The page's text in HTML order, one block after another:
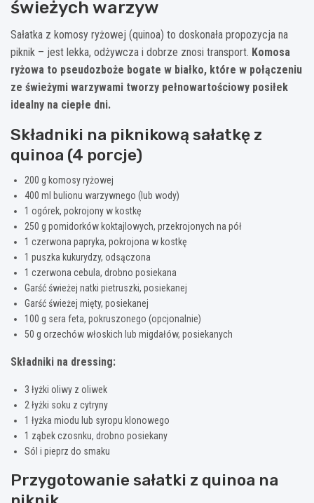
świeżych warzyw
Sałatka z komosy ryżowej (quinoa) to doskonała propozycja na
piknik – jest lekka, odżywcza i dobrze znosi transport. Komosa
ryżowa to pseudozboże bogate w białko, które w połączeniu
ze świeżymi warzywami tworzy pełnowartościowy posiłek
idealny na ciepłe dni.
Składniki na piknikową sałatkę z
quinoa (4 porcje)
200 g komosy ryżowej
400 ml bulionu warzywnego (lub wody)
1 ogórek, pokrojony w kostkę
250 g pomidorków koktajlowych, przekrojonych na pół
1 czerwona papryka, pokrojona w kostkę
1 puszka kukurydzy, odsączona
1 czerwona cebula, drobno posiekana
Garść świeżej natki pietruszki, posiekanej
Garść świeżej mięty, posiekanej
100 g sera feta, pokruszonego (opcjonalnie)
50 g orzechów włoskich lub migdałów, posiekanych
Składniki na dressing:
3 łyżki oliwy z oliwek
2 łyżki soku z cytryny
1 łyżka miodu lub syropu klonowego
1 ząbek czosnku, drobno posiekany
Sól i pieprz do smaku
Przygotowanie sałatki z quinoa na